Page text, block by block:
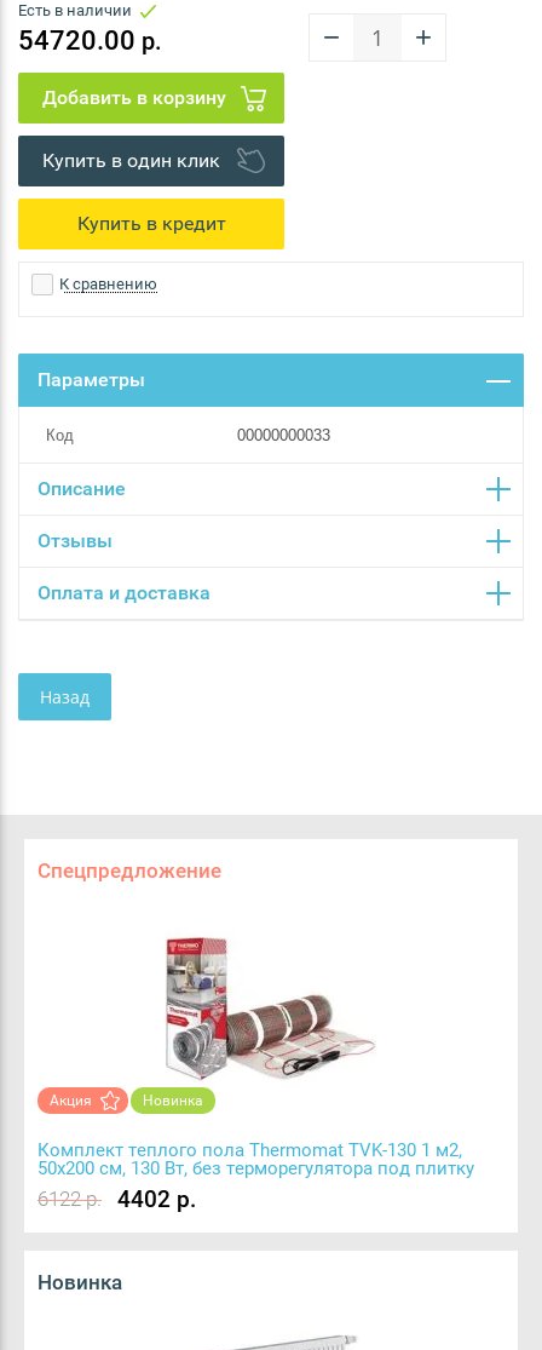
Есть в наличии
54720.00 р. − +
Купить в один клик
К сравнению
Параметры
Код 00000000033
Описание
Отзывы
Оплата и доставка
Назад
Спецпредложение
Акция Новинка
Комплект теплого пола Thermomat TVK-130 1 м2,
50х200 см, 130 Вт, без терморегулятора под плитку
6122 р. 4402 р.
Новинка